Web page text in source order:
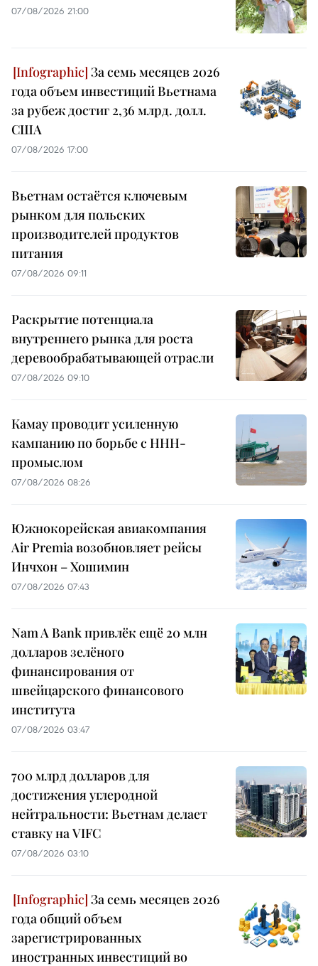
07/08/2026 21:00
За семь месяцев 2026
года объем инвестиций Вьетнама
за рубеж достиг 2,36 млрд. долл.
США
07/08/2026 17:00
Вьетнам остаётся ключевым
рынком для польских
производителей продуктов
питания
07/08/2026 09:11
Раскрытие потенциала
внутреннего рынка для роста
деревообрабатывающей отрасли
07/08/2026 09:10
Камау проводит усиленную
кампанию по борьбе с ННН-
промыслом
07/08/2026 08:26
Южнокорейская авиакомпания
Air Premia возобновляет рейсы
Инчхон – Хошимин
07/08/2026 07:43
Nam A Bank привлёк ещё 20 млн
долларов зелёного
финансирования от
швейцарского финансового
института
07/08/2026 03:47
700 млрд долларов для
достижения углеродной
нейтральности: Вьетнам делает
ставку на VIFC
07/08/2026 03:10
За семь месяцев 2026
года общий объем
зарегистрированных
иностранных инвестиций во